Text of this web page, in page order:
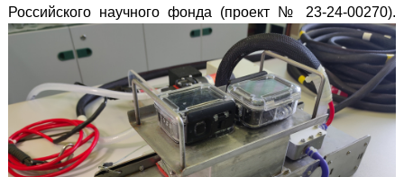
Российского научного фонда (проект № 23-24-00270).